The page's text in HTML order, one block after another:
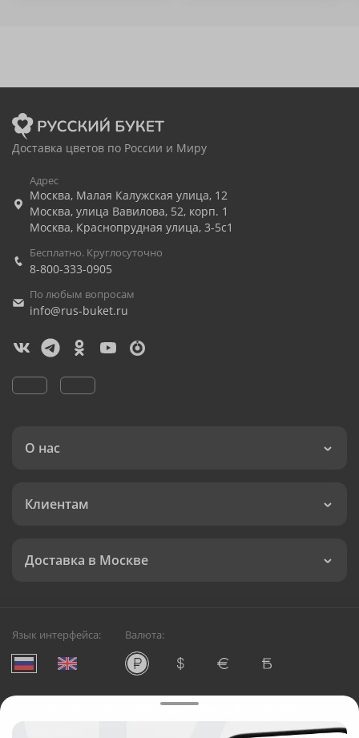
Доставка цветов по России и Миру
Адрес
Москва, Малая Калужская улица, 12
Москва, улица Вавилова, 52, корп. 1
Москва, Краснопрудная улица, 3-5с1
Бесплатно. Круглосуточно
8-800-333-0905
По любым вопросам
info@rus-buket.ru
О нас
Клиентам
Доставка в Москве
Язык интерфейса: Валюта:
Служба круглосуточной доставки цветов в Москве
Русский Букет, 2026